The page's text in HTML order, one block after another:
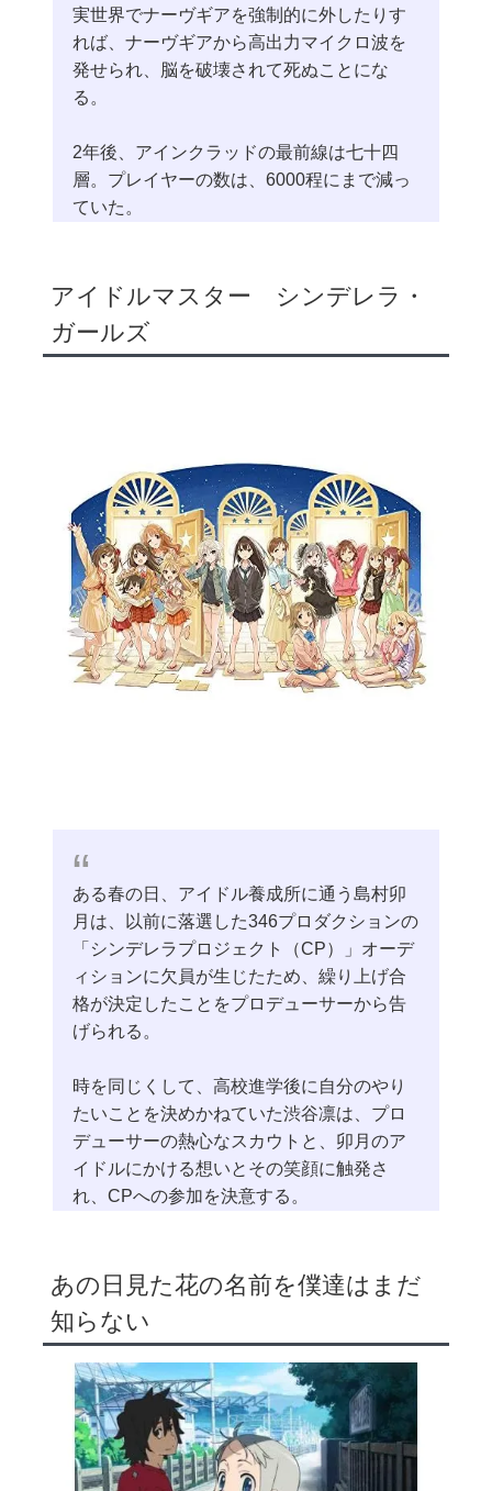
実世界でナーヴギアを強制的に外したりす
れば、ナーヴギアから高出力マイクロ波を
発せられ、脳を破壊されて死ぬことにな
る。
2年後、アインクラッドの最前線は七十四
層。プレイヤーの数は、6000程にまで減っ
ていた。
アイドルマスター シンデレラ・
ガールズ
ある春の日、アイドル養成所に通う島村卯
月は、以前に落選した346プロダクションの
「シンデレラプロジェクト（CP）」オーデ
ィションに欠員が生じたため、繰り上げ合
格が決定したことをプロデューサーから告
げられる。
時を同じくして、高校進学後に自分のやり
たいことを決めかねていた渋谷凛は、プロ
デューサーの熱心なスカウトと、卯月のア
イドルにかける想いとその笑顔に触発さ
れ、CPへの参加を決意する。
あの日見た花の名前を僕達はまだ
知らない